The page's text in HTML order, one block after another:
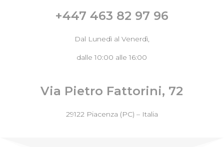
+447 463 82 97 96
Dal Lunedì al Venerdì,
dalle 10:00 alle 16:00
Via Pietro Fattorini, 72
29122 Piacenza (PC) – Italia